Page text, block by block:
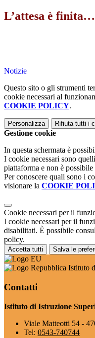
L’attesa è
Notizie
Questo sito o gli strumenti
cookie necessari al
COOKIE POLICY.
Personalizza Rifiuta tutti i
Gestione cookie
In questa schermata è
I cookie necessari sono
piattaforma e non è
Per conoscere quali sono i
visionare la COOKIE
Cookie necessari per il
I cookie necessari per il
disabilitati. È possibile
policy.
Accetta tutti Salva le
Istituto
Contatti
Istituto di Istruzione
Viale Matteotti 54 -
Tel: 0543-740744